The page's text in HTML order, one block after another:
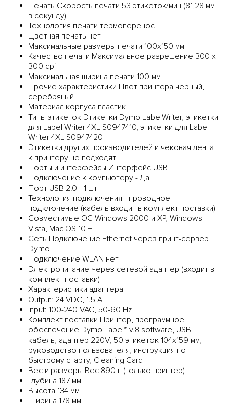
Печать Скорость печати 53 этикеток/мин (81,28 мм
в секунду)
Технология печати термоперенос
Цветная печать нет
Максимальные размеры печати 100x150 мм
Качество печати Максимальное разрешение 300 x
300 dpi
Максимальная ширина печати 100 мм
Прочие характеристики Цвет принтера черный,
серебряный
Материал корпуса пластик
Типы этикеток Этикетки Dymo LabelWriter, этикетки
для Label Writer 4XL S0947410, этикетки для Label
Writer 4XL S0947420
Этикетки других производителей и чековая лента
к принтеру не подходят
Порты и интерфейсы Интерфейс USB
Подключение к компьютеру - Да
Порт USB 2.0 - 1 шт
Технология подключения - проводное
подключение (кабель входит в комплект поставки)
Совместимые ОС Windows 2000 и XP, Windows
Vista, Mac OS 10 +
Сеть Подключение Ethernet через принт-сервер
Dymo
Подключение WLAN нет
Электропитание Через сетевой адаптер (входит в
комплект поставки)
Характеристики адаптера
Output: 24 VDC, 1.5 A
Input: 100-240 VAC, 50-60 Hz
Комплект поставки Принтер, программное
обеспечение Dymo Label™ v.8 software, USB
кабель, адаптер 220V, 50 этикеток 104х159 мм,
руководство пользователя, инструкция по
быстрому старту, Cleaning Card
Вес и размеры Вес 890 г (только принтер)
Глубина 187 мм
Высота 134 мм
Ширина 178 мм